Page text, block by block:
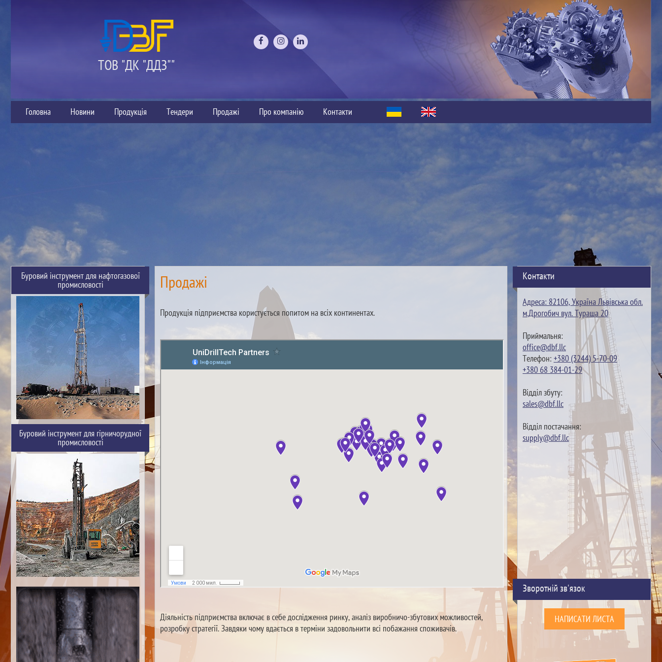
ТОВ "ДК "ДДЗ""
Головна Новини Продукція Тендери Продажі Про компанію Контакти
Буровий інструмент для нафтогазової
промисловості
Буровий інструмент для гірничорудної
промисловості
Продажі
Продукція підприємства користується попитом на всіх континентах.
Діяльність підприємства включає в себе дослідження ринку, аналіз виробничо-збутових можливостей,
розробку стратегії. Завдяки чому вдається в терміни задовольнити всі побажання споживачів.
Контакти
Адреса: 82106, Україна Львівська обл.
м.Дрогобич вул. Тураша 20
Приймальня:
office@dbf.llc
Телефон: +380 (3244) 5-70-09
+380 68 384-01-29
Відділ збуту:
sales@dbf.llc
Відділ постачання:
supply@dbf.llc
Зворотній зв'язок
НАПИСАТИ ЛИСТА